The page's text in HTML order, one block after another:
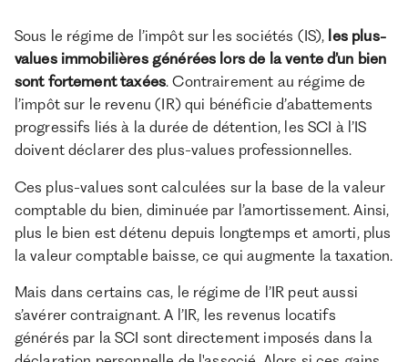
Sous le régime de l’impôt sur les sociétés (IS), les plus-
values immobilières générées lors de la vente d’un bien
sont fortement taxées. Contrairement au régime de
l’impôt sur le revenu (IR) qui bénéficie d’abattements
progressifs liés à la durée de détention, les SCI à l’IS
doivent déclarer des plus-values professionnelles.
Ces plus-values sont calculées sur la base de la valeur
comptable du bien, diminuée par l’amortissement. Ainsi,
plus le bien est détenu depuis longtemps et amorti, plus
la valeur comptable baisse, ce qui augmente la taxation.
Mais dans certains cas, le régime de l’IR peut aussi
s’avérer contraignant. A l’IR, les revenus locatifs
générés par la SCI sont directement imposés dans la